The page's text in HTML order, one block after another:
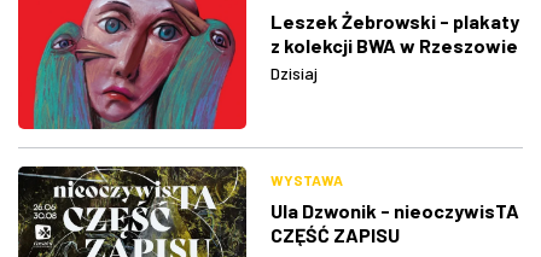
Leszek Żebrowski - plakaty
z kolekcji BWA w Rzeszowie
Dzisiaj
WYSTAWA
Ula Dzwonik - nieoczywisTA
CZĘŚĆ ZAPISU